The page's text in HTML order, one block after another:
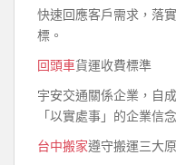
快速回應客戶需求，落
標。
回頭車貨運收費標準
宇安交通關係企業，自
「以實處事」的企業信念
台中搬家遵守搬運三大